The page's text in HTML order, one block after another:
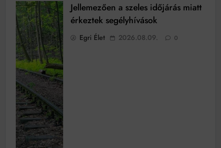
Jellemezően a szeles időjárás miatt
érkeztek segélyhívások
Egri Élet 2026.08.09. 0